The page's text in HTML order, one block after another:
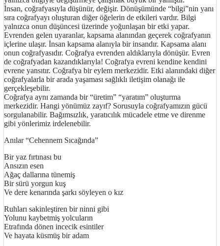
İnsan, coğrafyasıyla düşünür, değişir. Dönüşümünde “bilgi”nin yanı
sıra coğrafyayı oluşturan diğer öğelerin de etkileri vardır. Bilgi
yalnızca onun düşüncesi üzerinde yoğunlaşan bir etki yapar.
Evrenden gelen uyaranlar, kapsama alanından geçerek coğrafyanın
içlerine ulaşır. İnsan kapsama alanıyla bir insandır. Kapsama alanı
onun coğrafyasıdır. Coğrafya evrenden aldıklarıyla dönüşür. Evren
de coğrafyadan kazandıklarıyla! Coğrafya evreni kendine kendini
evrene yansıtır. Coğrafya bir eylem merkezidir. Etki alanındaki diğer
coğrafyalarla bir arada yaşaması sağlıklı iletişim olanağı ile
gerçekleşebilir.
Coğrafya aynı zamanda bir “üretim” “yaratım” oluşturma
merkezidir. Hangi yönümüz zayıf? Sorusuyla coğrafyamızın gücü
sorgulanabilir. Bağımsızlık, yaratıcılık mücadele etme ve direnme
gibi yönlerimiz irdelenebilir.
Anılar “Cehennem Sıcağında”
Bir yaz fırtınası bu
Ansızın esen
Ağaç dallarına tünemiş
Bir sürü yorgun kuş
Ve dere kenarında şarkı söyleyen o kız
Ruhları sakinleştiren bir ninni gibi
Yolunu kaybetmiş yolcuların
Etrafında dönen incecik esintiler
Ve hayata küsmüş bir adam